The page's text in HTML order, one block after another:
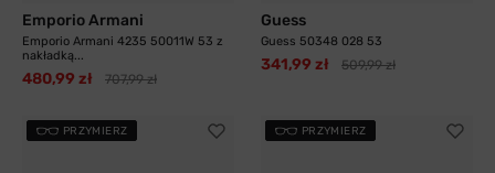
Emporio Armani
Emporio Armani 4235 50011W 53 z
nakładką...
480,99 zł 707,99 zł
Guess
Guess 50348 028 53
341,99 zł 509,99 zł
PRZYMIERZ PRZYMIERZ